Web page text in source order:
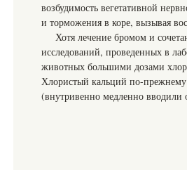
возбудимость вегетативной
и торможения в коре, вызывая
Хотя лечение бромом и
исследований, проведенных в
животных большими дозами
Хлористый кальций по-
(внутривенно медленно вводили